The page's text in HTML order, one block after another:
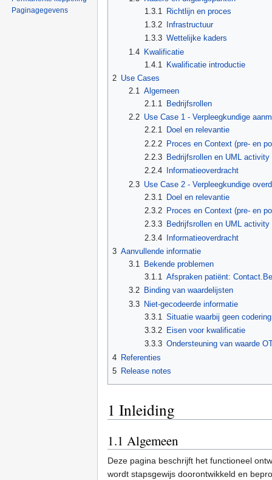
1.3.1
Richtlijn en proces
1.3.2
Infrastructuur
1.3.3 Wettelijke kaders
1.4 Kwalificatie
1.4.1
Kwalificatie introductie
2 Use Cases
2.1
Algemeen
2.1.1
Bedrijfsrollen
2.2 Use Case 1 - Verpleegkundige
2.2.1 Doel en relevantie
2.2.2 Proces en Context (pre- en
2.2.3 Bedrijfsrollen en UML activity
2.2.4
Informatieoverdracht
2.3 Use Case 2 - Verpleegkundige
2.3.1
Doel en relevantie
2.3.2 Proces en Context (pre- en
2.3.3 Bedrijfsrollen en UML activity
2.3.4 Informatieoverdracht
3 Aanvullende informatie
3.1
Bekende problemen
3.1.1
Afspraken patiënt:
3.2
Binding van waardelijsten
3.3 Niet-gecodeerde informatie
3.3.1
Situatie waarbij geen
3.3.2 Eisen voor kwalificatie
3.3.3 Ondersteuning van waarde
4 Referenties
5 Release notes
1 Inleiding
1.1 Algemeen
Deze pagina beschrijft het functioneel
wordt stapsgewijs doorontwikkeld en
Paginagegevens